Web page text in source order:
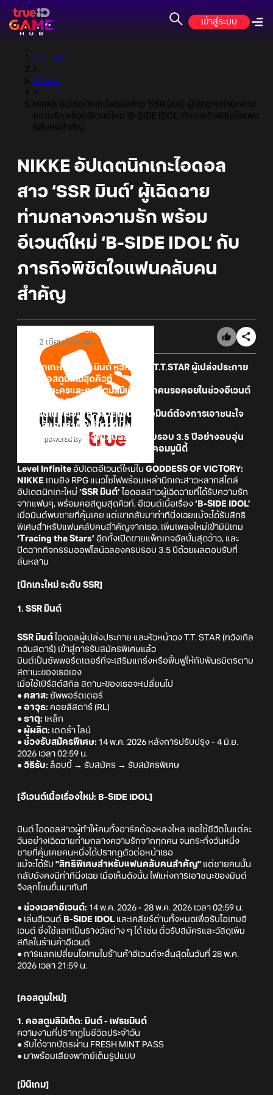
เข้าสู่ระบบ
หน้าแรก
>
ข่าวเกม
>
NIKKE อัปเดตนิกเกะไอดอลสาว ‘SSR มินต์’ ผู้เฉิดฉายท่ามกลาง
ความรัก พร้อมอีเวนต์ใหม่ ‘B-SIDE IDOL’ กับภารกิจพิชิตใจแฟน
คลับคนสำคัญ
NIKKE อัปเดตนิกเกะไอดอล
สาว ‘SSR มินต์’ ผู้เฉิดฉาย
ท่ามกลางความรัก พร้อม
อีเวนต์ใหม่ ‘B-SIDE IDOL’ กับ
ภารกิจพิชิตใจแฟนคลับคน
สำคัญ
Online Station
2 เดือนที่แล้ว
17
- พบนิกเกะใหม่ SSR มินต์ หัวหน้าวง T.T.STAR ผู้เปล่งประกาย
พร้อมคอสตูมใหม่สุดคิวท์
- รีรันตัวละครและคอสตูมลิมิเต็ดที่ทุกคนรอคอยในช่วงอีเวนต์
MEMORIES TELLER
- อีเวนต์เนื้อเรื่อง ‘B-SIDE IDOL’ เมื่อมินต์ต้องการเอาชนะใจ
แฟนคลับคนสำคัญที่มีท่าทีนิ่งเฉย
- ปิดฉากกิจกรรมออฟไลน์ฉลองครบรอบ 3.5 ปีอย่างอบอุ่น
ตอกย้ำความแข็งแกร่งของผู้เล่นในคอมมูนิตี้
Level Infinite อัปเดตอีเวนต์ใหม่ใน GODDESS OF VICTORY:
NIKKE เกมยิง RPG แนวไซไฟพร้อมเหล่านิกเกะสาวหลากสไตล์
อัปเดตนิกเกะใหม่ ‘SSR มินต์’ ไอดอลสาวผู้เฉิดฉายที่ได้รับความรัก
จากแฟนๆ, พร้อมคอสตูมสุดคิวท์, อีเวนต์เนื้อเรื่อง ‘B-SIDE IDOL’
เมื่อมินต์พบชายที่คุ้นเคย แต่เขากลับมาท่าทีนิ่งเฉยแม้จะได้รับสิทธิ
พิเศษสำหรับแฟนคลับคนสำคัญจากเธอ, เพิ่มเพลงใหม่เข้ามินิเกม
‘Tracing the Stars’ อีกทั้งเปิดขายแพ็กเกจอัลบั้มสุดว้าว, และ
ปิดฉากกิจกรรมออฟไลน์ฉลองครบรอบ 3.5 ปีด้วยผลตอบรับที่
ล้นหลาม
[นิกเกะใหม่ ระดับ SSR]
1. SSR มินต์
SSR มินต์ ไอดอลผู้เปล่งประกาย และหัวหน้าวง T.T. STAR (ทวิงเกิล
ทวินสตาร์) เข้าสู่การรับสมัครพิเศษแล้ว
มินต์เป็นซัพพอร์ตเตอร์ที่จะเสริมแกร่งหรือฟื้นฟูให้กับพันธมิตรตาม
สถานะของเธอเอง
เมื่อใช้เบิร์สต์สกิล สถานะของเธอจะเปลี่ยนไป
● คลาส: ซัพพอร์ตเตอร์
● อาวุธ: คอยลีสตาร์ (RL)
● ธาตุ: เหล็ก
● ผู้ผลิต: เตตร้า ไลน์
● ช่วงรับสมัครพิเศษ: 14 พ.ค. 2026 หลังการปรับปรุง - 4 มิ.ย.
2026 เวลา 02:59 น.
● วิธีรับ: ล็อบบี้ → รับสมัคร → รับสมัครพิเศษ
[อีเวนต์เนื้อเรื่องใหม่: B-SIDE IDOL]
มินต์ ไอดอลสาวผู้ทำให้คนทั้งอาร์คต้องหลงใหล เธอใช้ชีวิตในแต่ละ
วันอย่างเฉิดฉายท่ามกลางความรักจากทุกคน จนกระทั่งวันหนึ่ง
ชายที่คุ้นเคยคนหนึ่งได้ปรากฏตัวต่อหน้าเธอ
แม้จะได้รับ "สิทธิพิเศษสำหรับแฟนคลับคนสำคัญ" แต่ชายคนนั้น
กลับยังคงมีท่าทีนิ่งเฉย เมื่อเห็นดังนั้น ไฟแห่งการเอาชนะของมินต์
จึงลุกโชนขึ้นมาทันที
● ช่วงเวลาอีเวนต์: 14 พ.ค. 2026 - 28 พ.ค. 2026 เวลา 02:59 น.
● เล่นอีเวนต์ B-SIDE IDOL และเคลียร์ด่านทั้งหมดเพื่อรับไอเทมอี
เวนต์ ซึ่งใช้แลกเป็นรางวัลต่าง ๆ ได้ เช่น ตั๋วรับสมัครและวัสดุเพิ่ม
สกิลในร้านค้าอีเวนต์
● การแลกเปลี่ยนไอเทมในร้านค้าอีเวนต์จะสิ้นสุดในวันที่ 28 พ.ค.
2026 เวลา 21:59 น.
[คอสตูมใหม่]
1. คอสตูมลิมิเต็ด: มินต์ - เฟรชมินต์
ความงามที่ปรากฏในชีวิตประจำวัน
● รับได้จากบัตรผ่าน FRESH MINT PASS
● มาพร้อมเสียงพากย์เต็มรูปแบบ
[มินิเกม]